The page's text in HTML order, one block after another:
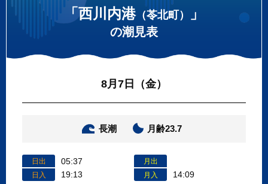
「西川内港（苓北町） 」
の潮見表
8月7日（金）
長潮 月齢23.7
日出 05:37
日入 19:13
月出
月入
14:09